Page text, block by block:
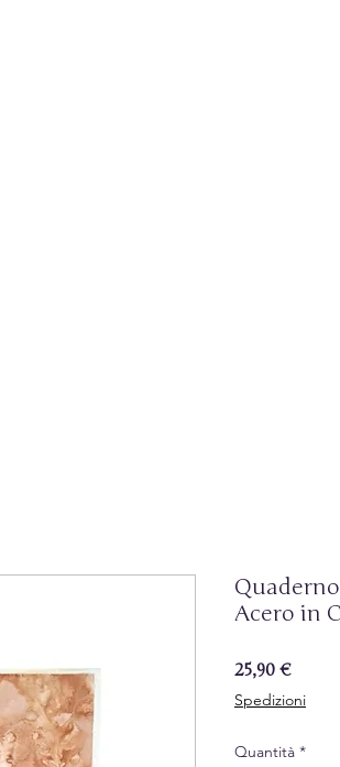
Acero in
25,90 €Prezzo
Spedizioni
Quantità *